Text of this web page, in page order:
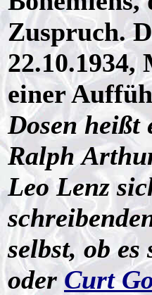
Zuspruch.
22.10.1934,
einer
Dosen heißt
Ralph
Leo Lenz
selbst, ob
oder Curt